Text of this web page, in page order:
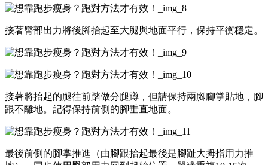
接著臀部出力將後腳抬起至大腿與地面平行，保持平衡穩定。
接著將抬起的腿往前踏做分腿蹲，但請保持兩腳腳掌貼地，腳
跟不離地。記得保持前側的腳垂直地面。
最後前側的腳掌推進（由腳跟抬起最後是腳趾大拇指用力推